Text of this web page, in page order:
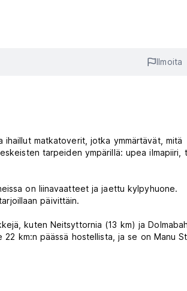
Ilmoita
matkatoverit, jotka ymmärtävät, mitä
tarpeiden ympärillä: upea ilmapiiri,
on liinavaatteet ja jaettu kylpyhuone.
päivittäin.
kuten Neitsyttornia (13 km) ja
km:n päässä hostellista, ja se on Manu